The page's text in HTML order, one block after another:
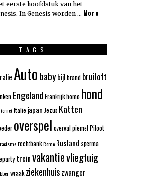
eerste hoofdstuk van het
In Genesis worden … More
TAGS
Autobabybijlbrand bruiloft
Engeland Frankrijkhomo hond
Italie japan Jezus Katten
overspel overvalpiemelPiloot
racismerechtbankRome Rusland sperma
treinvakantievliegtuig
wraak ziekenhuiszwanger